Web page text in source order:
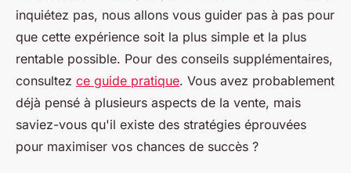
facilement
Léa•6 février 2025• 8 min de lecture
inquiétez pas, nous allons vous guider pas à pas pour
que cette expérience soit la plus simple et la plus
rentable possible. Pour des conseils supplémentaires,
consultez ce guide pratique. Vous avez probablement
déjà pensé à plusieurs aspects de la vente, mais
saviez-vous qu'il existe des stratégies éprouvées
pour maximiser vos chances de succès ?